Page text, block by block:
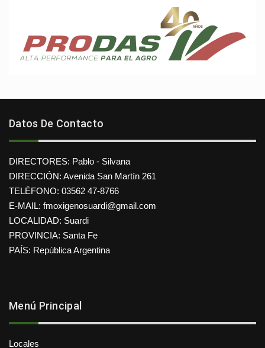
Datos De Contacto
DIRECTORES: Pablo - Silvana
DIRECCIÓN: Avenida San Martín 261
TELÉFONO: 03562 47-8766
E-MAIL: fmoxigenosuardi@gmail.com
LOCALIDAD: Suardi
PROVINCIA: Santa Fe
PAÍS: República Argentina
Menú Principal
Locales